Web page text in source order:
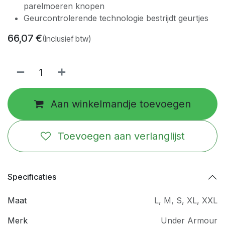
parelmoeren knopen
Geurcontrolerende technologie bestrijdt geurtjes
66,07 €(Inclusief btw)
Aan winkelmandje toevoegen
Toevoegen aan verlanglijst
Specificaties
Maat L, M, S, XL, XXL
Merk
Under Armour